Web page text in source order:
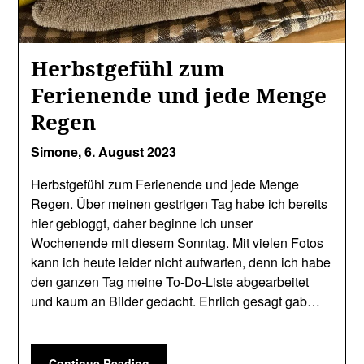
Herbstgefühl zum
Ferienende und jede Menge
Regen
Simone,6. August 2023
Herbstgefühl zum Ferienende und jede Menge
Regen. Über meinen gestrigen Tag habe ich bereits
hier gebloggt, daher beginne ich unser
Wochenende mit diesem Sonntag. Mit vielen Fotos
kann ich heute leider nicht aufwarten, denn ich habe
den ganzen Tag meine To-Do-Liste abgearbeitet
und kaum an Bilder gedacht. Ehrlich gesagt gab…